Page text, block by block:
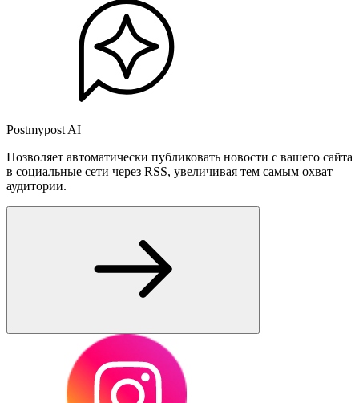
Postmypost AI
Позволяет автоматически публиковать новости с вашего сайта
в социальные сети через RSS, увеличивая тем самым охват
аудитории.